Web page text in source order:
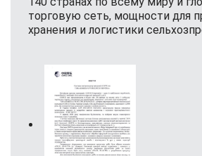
торговую сеть, мощности для
хранения и логистики